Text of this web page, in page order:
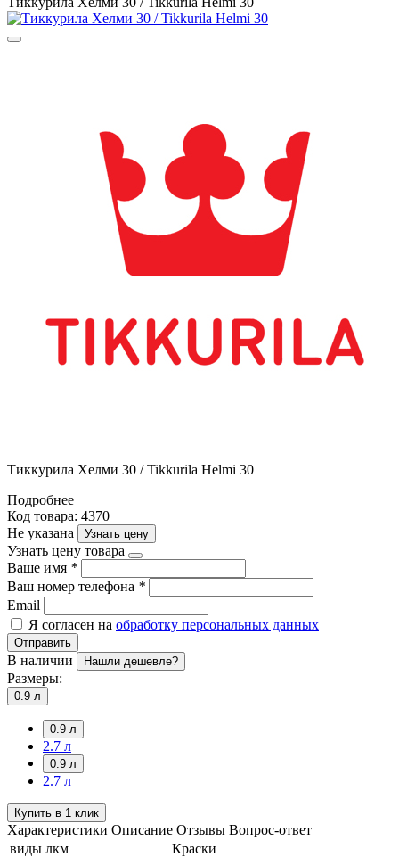
Тиккурила Хелми 30 / Tikkurila Helmi 30
Подробнее
Код товара: 4370
Не указана
Узнать цену
Узнать цену товара
Ваше имя *
Ваш номер телефона *
Email
Я согласен на обработку персональных данных
Отправить
В наличии Нашли дешевле?
Размеры:
0.9 л
0.9 л
2.7 л
0.9 л
2.7 л
Купить в 1 клик
Характеристики Описание Отзывы Вопрос-ответ
виды лкм
Краски